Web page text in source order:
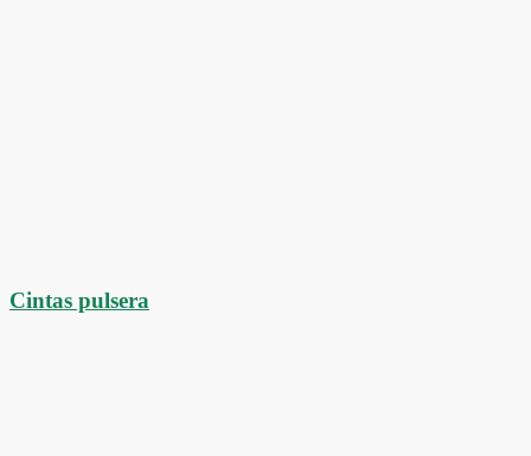
Cintas pulsera